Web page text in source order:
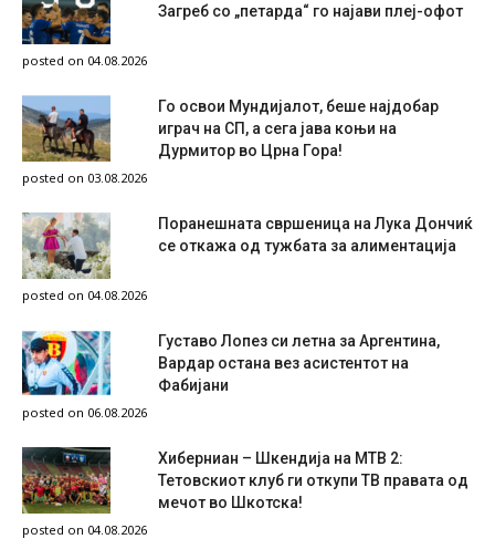
Загреб со „петарда“ го најави плеј-офот
posted on 04.08.2026
Го освои Мундијалот, беше најдобар
играч на СП, а сега јава коњи на
Дурмитор во Црна Гора!
posted on 03.08.2026
Поранешната свршеница на Лука Дончиќ
се откажа од тужбата за алиментација
posted on 04.08.2026
Густаво Лопез си летна за Аргентина,
Вардар остана вез асистентот на
Фабијани
posted on 06.08.2026
Хиберниан – Шкендија на МТВ 2:
Тетовскиот клуб ги откупи ТВ правата од
мечот во Шкотска!
posted on 04.08.2026